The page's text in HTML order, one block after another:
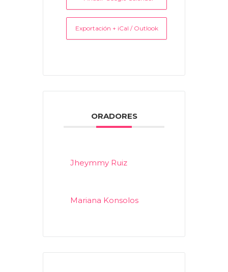
Exportación + iCal / Outlook
ORADORES
Jheymmy Ruiz
Mariana Konsolos